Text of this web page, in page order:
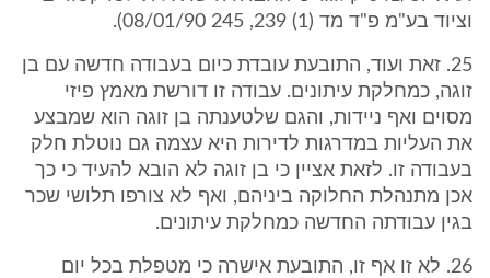
וציוד בע"מ פ"ד מד (1) 239, 245 08/01/90).
25. זאת ועוד, התובעת עובדת כיום בעבודה חדשה עם בן
זוגה, כמחלקת עיתונים. עבודה זו דורשת מאמץ פיזי
מסוים ואף ניידות, והגם שלטענתה בן זוגה הוא שמבצע
את העליות במדרגות לדירות היא עצמה גם נוטלת חלק
בעבודה זו. לזאת אציין כי בן זוגה לא הובא להעיד כי כך
אכן מתנהלת החלוקה ביניהם, ואף לא צורפו תלושי שכר
בגין עבודתה החדשה כמחלקת עיתונים.
26. לא זו אף זו, התובעת אישרה כי מטפלת בכל יום